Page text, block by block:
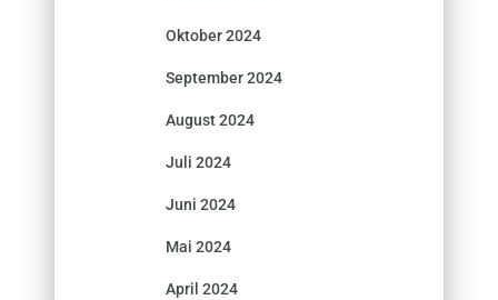
Oktober 2024
September 2024
August 2024
Juli 2024
Juni 2024
Mai 2024
April 2024